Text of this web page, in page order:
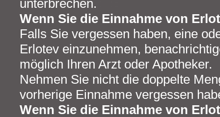
unterbrechen.
Wenn Sie die Einnahme von
Falls Sie vergessen haben, eine
Erlotev einzunehmen,
möglich Ihren Arzt oder Apotheker.
Nehmen Sie nicht die doppelte
vorherige Einnahme vergessen
Wenn Sie die Einnahme von